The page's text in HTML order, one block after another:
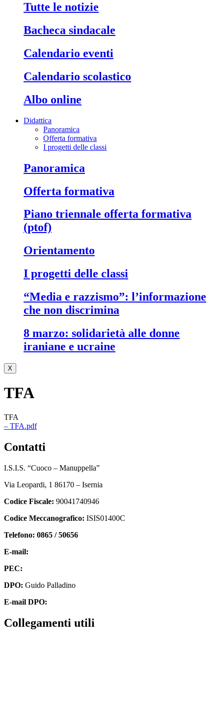
tutte le notizie
bacheca sindacale
calendario eventi
calendario scolastico
albo online
Didattica
Panoramica
Offerta formativa
I progetti delle classi
panoramica
offerta formativa
piano triennale offerta formativa
(ptof)
orientamento
i progetti delle classi
“media e razzismo”: l’informazione
che non discrimina
8 marzo: solidarietà alle donne
iraniane e ucraine
X
TFA
TFA
– TFA.pdf
contatti
I.S.I.S. “Cuoco – Manuppella”
Via Leopardi, 1 86170 – Isernia
Codice Fiscale: 90041740946
Codice Meccanografico: ISIS01400C
Telefono: 0865 / 50656
E-mail:
PEC:
DPO: Guido Palladino
E-mail DPO:
collegamenti utili